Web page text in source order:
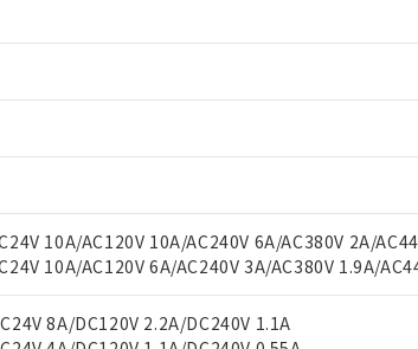
10A/AC120V 10A/AC240V 6A/AC380V 2A/
10A/AC120V 6A/AC240V 3A/AC380V 1.9A/
8A/DC120V 2.2A/DC240V 1.1A
いただき、同意のうえご利用ください。
況および標準価格はお客様のお取引先、またはお客
ご相談ください。
機器販売店や当社販売拠点は「販売ネットワーク
び標準価格結果を当社の事前の承諾なく第三者に漏
能（部品リスト作成サービス）をご利用いただく
）：
以下、ポリ臭化ビフェニル類(PBB) 1000ppm以下、ポリ臭化
用監視および制御機器に対する適用除外項目は除く。
物質については閾値を超える意図的な使用がないことを確認して
え状況などにより、予定月が前後することがありま
料含有率が中国RoHSの基準値を超えていることを
。当社販売部門へお問い合わせください。
水銀) : 1000ppm、 Cd(カドミウム) : 100ppm、
) : 1000ppm、 DIBP(フタル酸ジイソブチル) : 1000ppm、 BBP(フ
期限
10物質）のすべてが基準値以下であることを示しま
たは国外への提供する場合は、日本国政府の輸出
用いたしません。
製品を第三者に販売する場合は、上記1、2および3
販売先および販売に係わる関係者が違法に輸出す
は満たないが在庫あり
(最新の在庫状況については、お客様のお取引先、
店・当社販売員にご確認ください)